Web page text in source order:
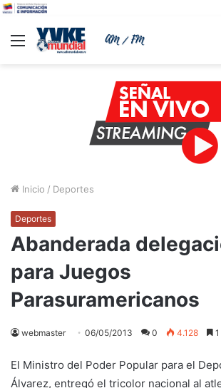
Menu
Inicio / Deportes
Deportes
Abanderada
para Juegos
Parasuramericanos
webmaster 06/05/2013 0 4.128
El Ministro del Poder Popular para el
Álvarez, entregó el tricolor nacional al